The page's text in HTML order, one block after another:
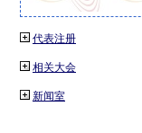
代表注册
相关大会
新闻室